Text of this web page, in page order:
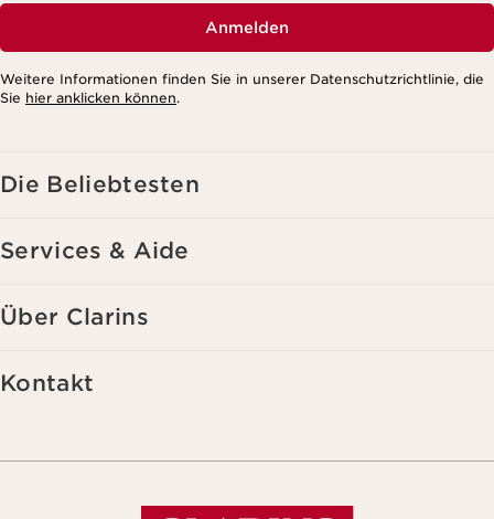
Anmelden
Weitere Informationen finden Sie in unserer Datenschutzrichtlinie, die
Sie hier anklicken können.
Die Beliebtesten
Services & Aide
Über Clarins
Kontakt